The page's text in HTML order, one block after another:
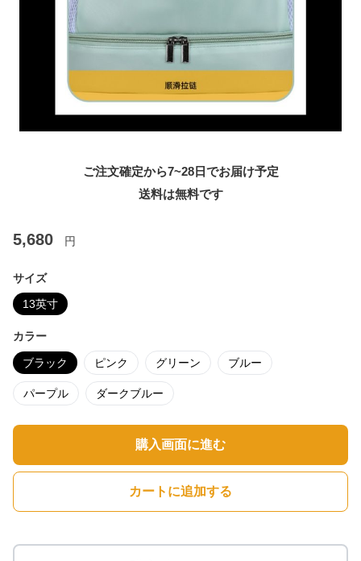
ご注文確定から7~28日でお届け予定
送料は無料です
5,680 円
サイズ
13英寸
カラー
ブラック ピンク グリーン ブルー
パープル ダークブルー
購入画面に進む
カートに追加する